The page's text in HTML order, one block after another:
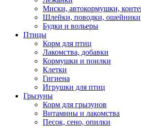
Миски, автокормушки,
Шлейки, поводки, ошейники
Будки и вольеры
Птицы
Корм для птиц
Лакомства, добавки
Кормушки и поилки
Клетки
Гигиена
Игрушки для птиц
Грызуны
Корм для грызунов
Витамины и лакомства
Песок, сено, опилки